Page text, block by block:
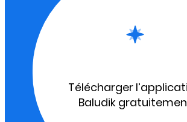
Télécharger
Baludik